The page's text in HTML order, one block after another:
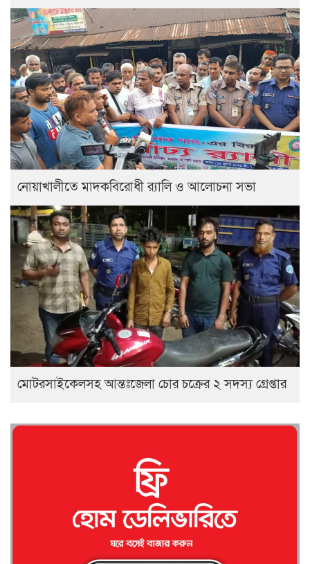
নোয়াখালীতে মাদকবিরোধী র‍্যালি ও আলোচনা সভা
মোটরসাইকেলসহ আন্তঃজেলা চোর চক্রের ২ সদস্য গ্রেপ্তার